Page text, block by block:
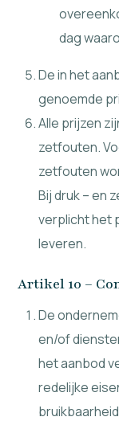
dag
De in het
genoemde
Alle prijzen
zetfouten.
zetfouten
Bij druk – en
verplicht het
leveren.
Artikel 10 –
De
en/of
het aanbod
redelijke